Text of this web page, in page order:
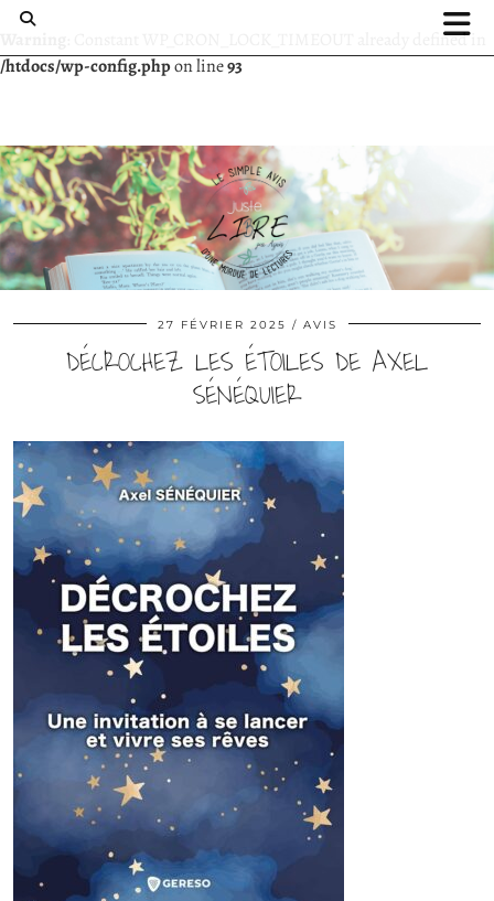
: Constant WP_CRON_LOCK_TIMEOUT already defined in
/htdocs/wp-config.phpon line93
27 FÉVRIER 2025 AVIS
DÉCROCHEZ LES ÉTOILES DE AXEL
SÉNÉQUIER